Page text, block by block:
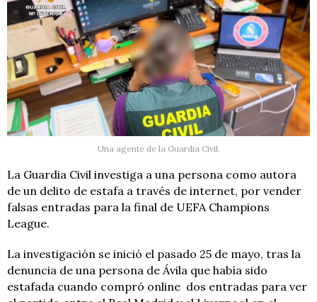
Una agente de la Guardia Civil.
La Guardia Civil investiga a una persona como autora
de un delito de estafa a través de internet, por vender
falsas entradas para la final de UEFA Champions
League.
La investigación se inició el pasado 25 de mayo, tras la
denuncia de una persona de Ávila que había sido
estafada cuando compró online dos entradas para ver